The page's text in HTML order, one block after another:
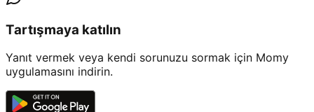
Tartışmaya katılın
Yanıt vermek veya kendi sorunuzu sormak için Momy
uygulamasını indirin.